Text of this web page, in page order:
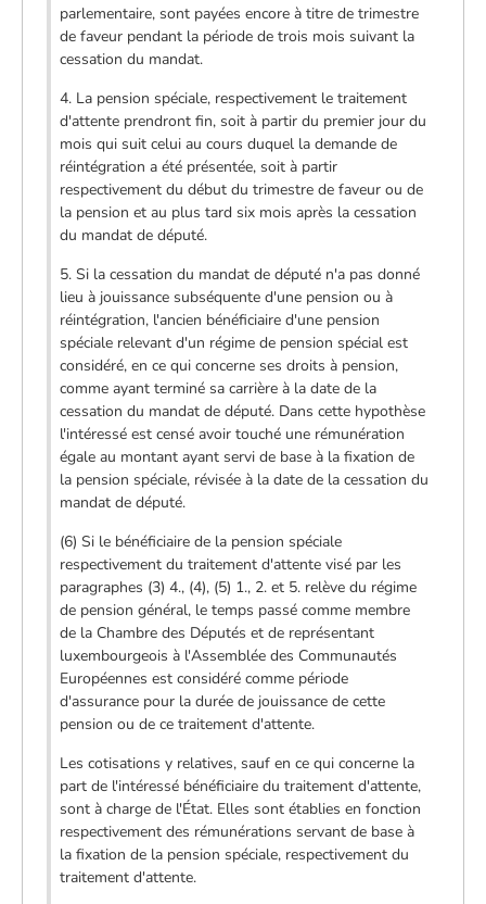
parlementaire, sont payées encore à titre de trimestre
de faveur pendant la période de trois mois suivant la
cessation du mandat.
4. La pension spéciale, respectivement le traitement
d'attente prendront fin, soit à partir du premier jour du
mois qui suit celui au cours duquel la demande de
réintégration a été présentée, soit à partir
respectivement du début du trimestre de faveur ou de
la pension et au plus tard six mois après la cessation
du mandat de député.
5. Si la cessation du mandat de député n'a pas donné
lieu à jouissance subséquente d'une pension ou à
réintégration, l'ancien bénéficiaire d'une pension
spéciale relevant d'un régime de pension spécial est
considéré, en ce qui concerne ses droits à pension,
comme ayant terminé sa carrière à la date de la
cessation du mandat de député. Dans cette hypothèse
l'intéressé est censé avoir touché une rémunération
égale au montant ayant servi de base à la fixation de
la pension spéciale, révisée à la date de la cessation du
mandat de député.
(6) Si le bénéficiaire de la pension spéciale
respectivement du traitement d'attente visé par les
paragraphes (3) 4., (4), (5) 1., 2. et 5. relève du régime
de pension général, le temps passé comme membre
de la Chambre des Députés et de représentant
luxembourgeois à l'Assemblée des Communautés
Européennes est considéré comme période
d'assurance pour la durée de jouissance de cette
pension ou de ce traitement d'attente.
Les cotisations y relatives, sauf en ce qui concerne la
part de l'intéressé bénéficiaire du traitement d'attente,
sont à charge de l'État. Elles sont établies en fonction
respectivement des rémunérations servant de base à
la fixation de la pension spéciale, respectivement du
traitement d'attente.